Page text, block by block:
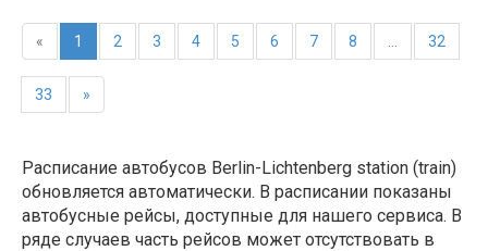
« 1 2 3 4 5 6 7 8 32
33 »
Расписание автобусов Berlin-Lichtenberg station (train)
обновляется автоматически. В расписании показаны
автобусные рейсы, доступные для нашего сервиса. В
ряде случаев часть рейсов может отсутствовать в